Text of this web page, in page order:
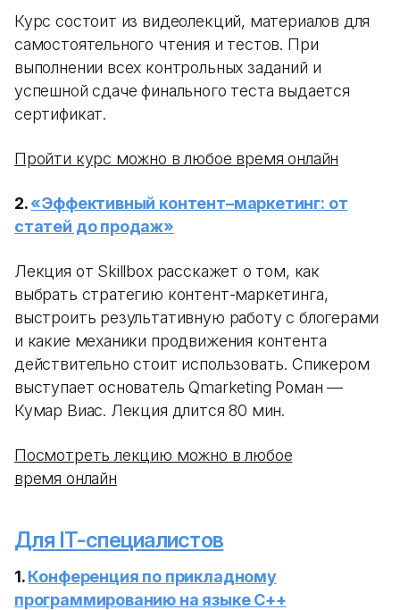
Курс состоит из видеолекций, материалов для
самостоятельного чтения и тестов. При
выполнении всех контрольных заданий и
успешной сдаче финального теста выдается
сертификат.
Пройти курс можно в любое время онлайн
2.«Эффективный контент–маркетинг: от
статей до продаж»
Лекция от Skillbox расскажет о том, как
выбрать стратегию контент-маркетинга,
выстроить результативную работу с блогерами
и какие механики продвижения контента
действительно стоит использовать. Спикером
выступает основатель Qmarketing Роман —
Кумар Виас. Лекция длится 80 мин.
Посмотреть лекцию можно в любое
время онлайн
Для IT-специалистов
1.Конференция по прикладному
программированию на языке С++